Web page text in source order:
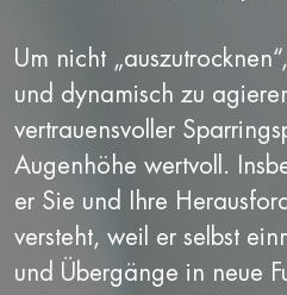
Um nicht
und dynamisch zu
vertrauensvoller
Augenhöhe wertvoll.
er Sie und Ihre
versteht, weil er selbst
und Übergänge in neue